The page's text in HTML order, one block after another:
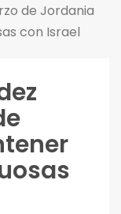
de Jordania
con Israel